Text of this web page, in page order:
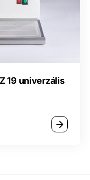
19 univerzális